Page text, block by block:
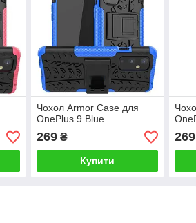
Чохол Armor Case для
OnePlus 9 Blue
269₴
Купити
269